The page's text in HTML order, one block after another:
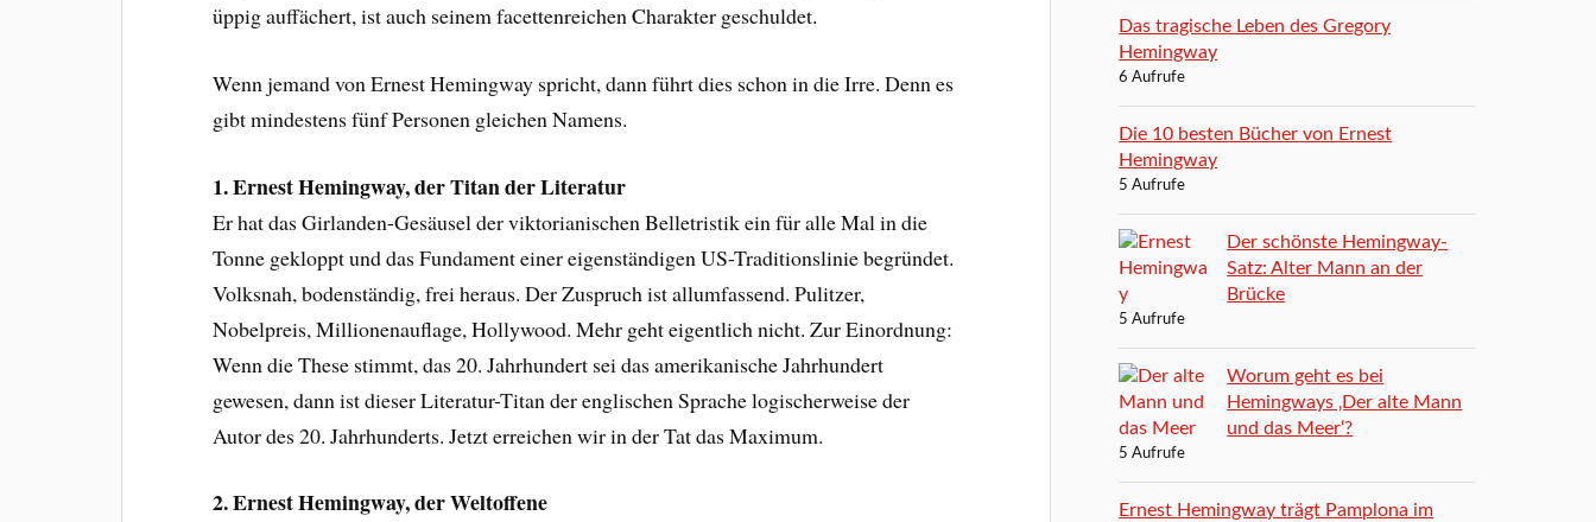
üppig auffächert, ist auch seinem facettenreichen Charakter geschuldet.
Wenn jemand von Ernest Hemingway spricht, dann führt dies schon in die Irre. Denn es
gibt mindestens fünf Personen gleichen Namens.
1. Ernest Hemingway, der Titan der Literatur
Er hat das Girlanden-Gesäusel der viktorianischen Belletristik ein für alle Mal in die
Tonne gekloppt und das Fundament einer eigenständigen US-Traditionslinie begründet.
Volksnah, bodenständig, frei heraus. Der Zuspruch ist allumfassend. Pulitzer,
Nobelpreis, Millionenauflage, Hollywood. Mehr geht eigentlich nicht. Zur Einordnung:
Wenn die These stimmt, das 20. Jahrhundert sei das amerikanische Jahrhundert
gewesen, dann ist dieser Literatur-Titan der englischen Sprache logischerweise der
Autor des 20. Jahrhunderts. Jetzt erreichen wir in der Tat das Maximum.
2. Ernest Hemingway, der Weltoffene
Das tragische Leben des Gregory
Hemingway
6 Aufrufe
Die 10 besten Bücher von Ernest
Hemingway
5 Aufrufe
Der schönste Hemingway-
Satz: Alter Mann an der
Brücke
5 Aufrufe
Worum geht es bei
Hemingways ‚Der alte Mann
und das Meer‘?
5 Aufrufe
Ernest Hemingway trägt Pamplona im